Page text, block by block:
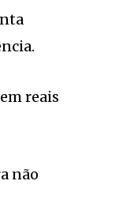
reais
não